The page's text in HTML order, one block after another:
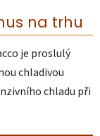
na trhu
je proslulý
chladivou
chladu při